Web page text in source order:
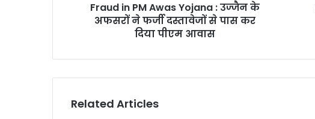
Fraud in PM Awas Yojana : उज्जैन के
अफसरों ने फर्जी दस्तावेजों से पास कर
दिया पीएम आवास
Related Articles